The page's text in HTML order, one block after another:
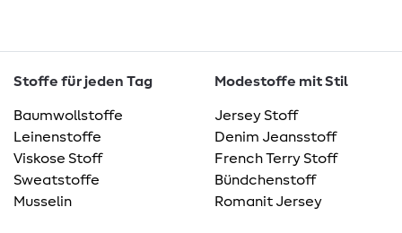
Stoffe für jeden Tag
Baumwollstoffe
Leinenstoffe
Viskose Stoff
Sweatstoffe
Musselin
Modestoffe mit Stil
Jersey Stoff
Denim Jeansstoff
French Terry Stoff
Bündchenstoff
Romanit Jersey